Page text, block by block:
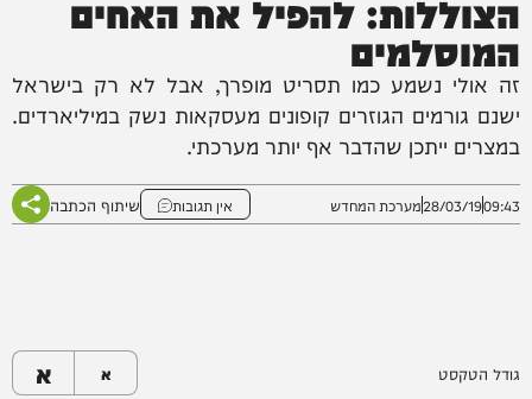
המוסלמים
זה אולי נשמע כמו תסריט מופרך, אבל לא רק בישראל
ישנם גורמים הגוזרים קופונים מעסקאות נשק במיליארדים.
במצרים ייתכן שהדבר אף יותר מערכתי.
09:43
28/03/19מערכת המחדש אין תגובות שיתוף הכתבה
גודל הטקסט א א